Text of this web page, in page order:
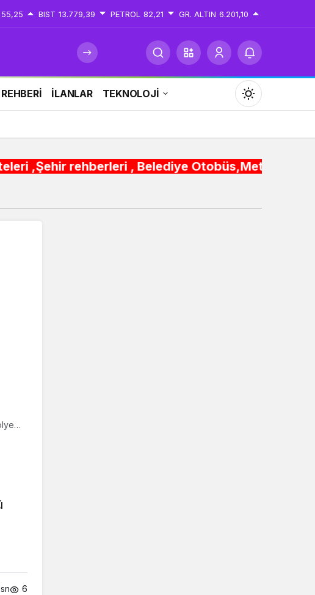
55,25 BIST 13.779,39 PETROL 82,21 GR. ALTIN 6.201,10
İLANLAR TEKNOLOJİ
Mod
değiştir
rehberleri , Belediye Otobüs,Metro,Tren
6